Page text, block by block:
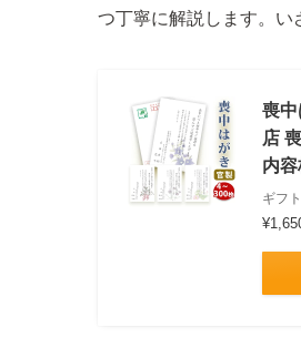
つ丁寧に解説します。い
喪
店
内
ギフ